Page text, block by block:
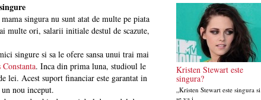
singura nu sunt atat de multe pe piata
multe ori, salarii initiale destul de scazute,
singure si sa le ofere sansa unui trai mai
. Inca din prima luna, studioul le
lei. Acest suport financiar este garantat in
nou inceput.
Kristen Stewart este
singura?
„Kristen Stewart este singura si